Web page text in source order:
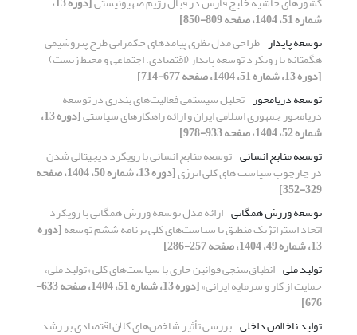
شماره 51، 1404، صفحه 809-850]
توسعه پایدار طراحی مدل نظری پیامدهای حکمرانی طرح پتروشیمی
هگمتانه با رویکرد توسعه پایدار (اقتصادی، اجتماعی و محیط زیست)
[دوره 13، شماره 51، 1404، صفحه 677-714]
توسعه دریامحور تحلیل سیستمی‌ فعالیت‌های‌ بندری در توسعه
دریامحور جمهوری اسلامی ایران و ارائه راهکارهای سیاستی [دوره 13،
شماره 52، 1404، صفحه 933-978]
توسعه منابع انسانی توسعه منابع انسانی با رویکرد دیجیتالی شدن
در چارچوب سیاست های کلی انرژی [دوره 13، شماره 50، 1404، صفحه
329-352]
توسعه ورزش همگانی ارائه مدل توسعه ورزش همگانی با رویکرد
اتحاد استراتژیک منطبق با سیاست‌های کلی برنامه ششم توسعه[دوره
13، شماره 49، 1404، صفحه 257-286]
تولید ملی انطباق‌سنجی قوانین جاری با سیاست‌های کلی «تولید ملی،
حمایت از کار و سرمایه ایرانی» [دوره 13، شماره 51، 1404، صفحه 633-
676]
تولید ناخالص داخلی بررسی تأثیر شاخص‌های کلان اقتصادی بر رشد